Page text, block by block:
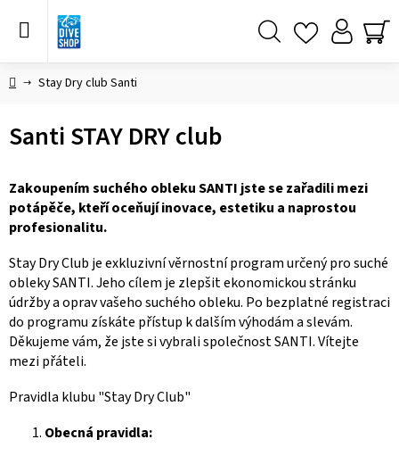
DomůStay Dry club Santi
Santi STAY DRY club
Zakoupením suchého obleku SANTI jste se zařadili mezi
potápěče, kteří oceňují inovace, estetiku a naprostou
profesionalitu.
Stay Dry Club je exkluzivní věrnostní program určený pro suché
obleky SANTI. Jeho cílem je zlepšit ekonomickou stránku
údržby a oprav vašeho suchého obleku. Po bezplatné registraci
do programu získáte přístup k dalším výhodám a slevám.
Děkujeme vám, že jste si vybrali společnost SANTI. Vítejte
mezi přáteli.
Pravidla klubu "Stay Dry Club"
Obecná pravidla: